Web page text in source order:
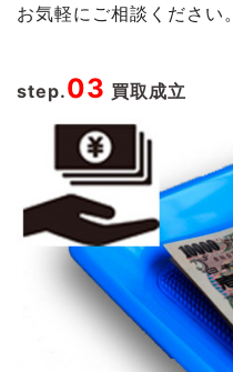
お気軽にご相談ください。
step.03 買取成立